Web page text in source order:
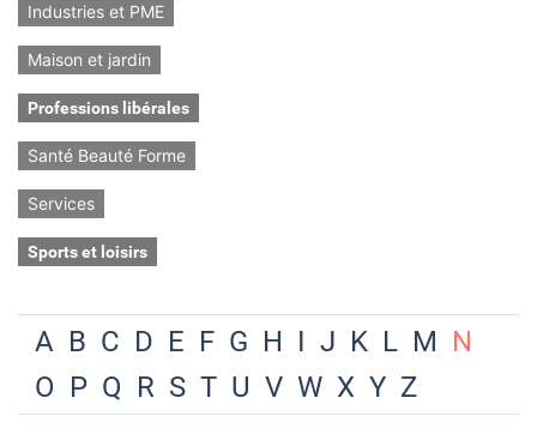
Industries et PME
Maison et jardin
Professions libérales
Santé Beauté Forme
Services
Sports et loisirs
A B C D E F G H I J K L M N
O P Q R S T U V W X Y Z